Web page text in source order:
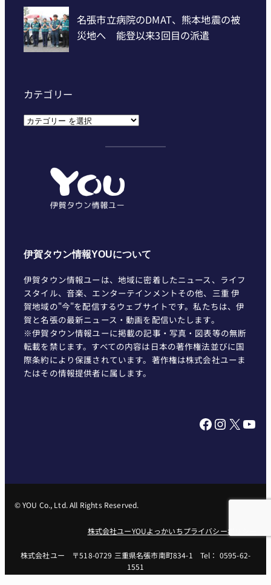
カテゴリー
カ
伊賀タウン情報YOUについて
伊賀タウン情報ユーは、地域に密着したニュース、ライフ
スタイル、音楽、エンターテインメントその他、三重 伊
賀地域の"今"を配信するウェブサイトです。私たちは、伊
賀と名張の最新ニュース・動画を配信いたします。
※伊賀タウン情報ユーに掲載の記事・写真・図表等の無断
転載を禁じます。すべての内容は日本の著作権法並びに国
際条約により保護されています。著作権は株式会社ユーま
たはその情報提供者に属します。
Facebook InstagramX YouTube
© YOU Co., Ltd. All Rights Reserved.
株式会社ユーYOUよっかいちプライバシーポリシー
株式会社ユー 〒518-0729 三重県名張市南町834-1 Tel： 0595-62-
1551